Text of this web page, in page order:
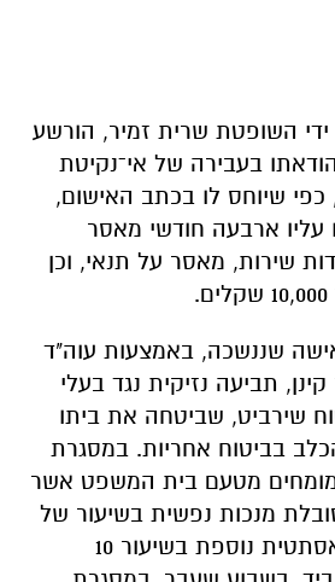
ידי השופטת שרית זמיר, הורשע
בעבירה של אי־נקיטת
כפי שיוחס לו בכתב האישום,
עליו ארבעה חודשי מאסר
שירות, מאסר על תנאי, וכן
שננשכה, באמצעות עוה"ד
קינן, תביעה נזיקית נגד בעלי
שירביט, שביטחה את ביתו
בביטוח אחריות. במסגרת
מומחים מטעם בית המשפט אשר
מנכות נפשית בשיעור של
15 אחוזים ומנכות אסתטית נוספת בשיעור 10